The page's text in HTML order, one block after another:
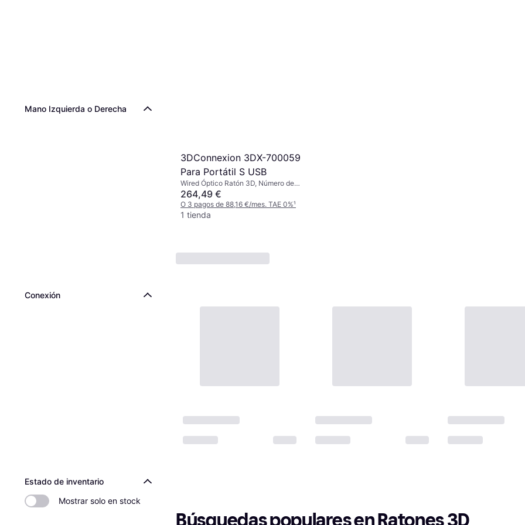
Mano Izquierda o Derecha
Conexión
Estado de inventario
Mostrar solo en stock
3DConnexion 3DX-700059
Para Portátil S USB
Wired Óptico Ratón 3D, Número de
botones: 2pcs
264,49 €
O 3 pagos de 88,16 €/mes. TAE 0%¹
1 tienda
Búsquedas populares en Ratones 3D